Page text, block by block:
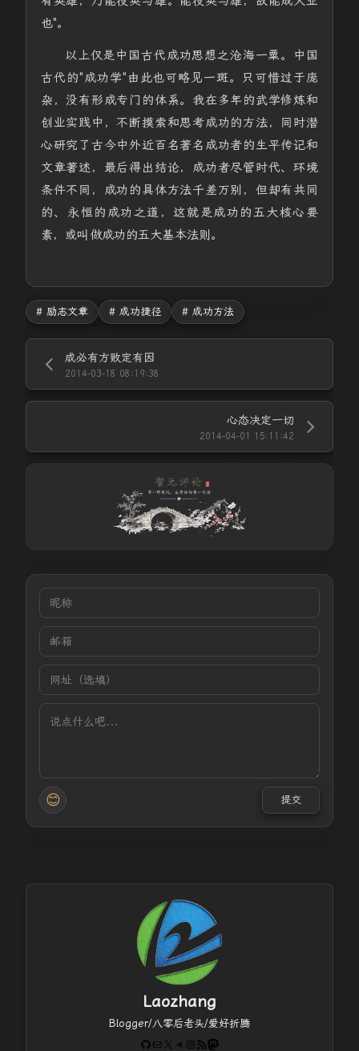
也"。
以上仅是中国古代成功思想之沧海一粟。中国
古代的"成功学"由此也可略见一斑。只可惜过于庞
杂，没有形成专门的体系。我在多年的武学修炼和
创业实践中，不断摸索和思考成功的方法，同时潜
心研究了古今中外近百名著名成功者的生平传记和
文章著述，最后得出结论，成功者尽管时代、环境
条件不同，成功的具体方法千差万别，但却有共同
的、永恒的成功之道，这就是成功的五大核心要
素，或叫做成功的五大基本法则。
# 励志文章 # 成功捷径 # 成功方法
成必有方败定有因
2014-03-18 08:19:38
心态决定一切
2014-04-01 15:11:42
😊 提交
Laozhang
Blogger/八零后老头/爱好折腾
GitHub
电子邮件 X Telegram
Instagram
RSS FeedMastodon